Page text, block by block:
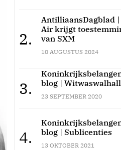
2.
AntilliaansDagblad |
Air krijgt
van SXM
10 AUGUSTUS 2024
3.
blog |
23 SEPTEMBER 2020
4.
blog | Sublicenties
13 OKTOBER 2021